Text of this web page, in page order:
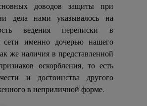
доводов защиты при
дела нами указывалось на
ведения переписки в
сети именно дочерью нашего
же наличия в представленной
оскорбления, то есть
и достоинства другого
в неприличной форме.